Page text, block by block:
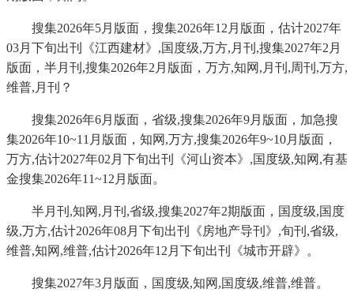
搜集2026年5月版面，搜集2026年12月版面，估计2027年
03月下旬出刊《江西建材》,国度级,万方,月刊,搜集2027年2月
版面，半月刊,搜集2026年2月版面，万方,知网,月刊,周刊,万方,
维普,月刊？
搜集2026年6月版面，省级,搜集2026年9月版面，加急搜
集2026年10~11月版面，知网,万方,搜集2026年9~10月版面，
万方,估计2027年02月下旬出刊《河山资本》,国度级,知网,有基
金搜集2026年11~12月版面。
半月刊,知网,月刊,省级,搜集2027年2期版面，国度级,国度
级,万方,估计2026年08月下旬出刊《房地产导刊》,旬刊,省级,
维普,知网,维普,估计2026年12月下旬出刊《城市开辟》。
搜集2027年3月版面，国度级,知网,国度级,维普,维普。